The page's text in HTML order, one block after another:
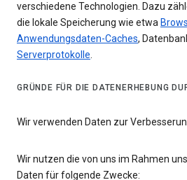
verschiedene Technologien. Dazu
die lokale Speicherung wie etwa
Anwendungsdaten-Caches,
Serverprotokolle.
GRÜNDE FÜR DIE DATENERHEBUNG
Wir verwenden Daten zur
Wir nutzen die von uns im Rahmen
Daten für folgende Zwecke: